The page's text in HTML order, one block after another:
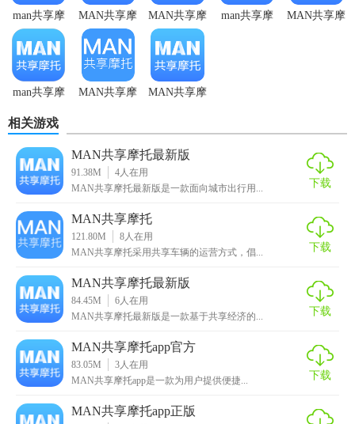
建议，促进软件不断优化升级。
【man共享摩托租车内容】
1. 丰富的摩托车车型：Man共享摩托租车软件汇聚了各种类型
和品牌的摩托车，从经济实用的入门级车型到高性能的豪华
摩托车，满足不同用户的骑行需求和喜好。无论是追求速度
车，都能在软件中找到。
2. 详细的车辆信息：每辆摩托车都有详细的介绍，包括车辆
型号、参数、图片、租赁价格等信息。用户可以全面了解车
辆的性能和特点，从而做出更加明智的租赁选择。
各种骑行路线规划、安全注意事项、装备选择等实用信息。
同时，还打造了一个活跃的骑行社区，用户可以在这里交流
【man共享摩托租车用法】
租车”并下载安装。安装完成后，打开软件进行注册，填写相
man共享摩
托车app
MAN共享摩
托app免费
MAN共享摩
托手机版
man共享摩
MAN共享摩
man共享摩
MAN共享摩
MAN共享摩
相关游戏
MAN共享摩托最新版
91.38M 4人在用
MAN共享摩托最新版是一款面向城市出行用...
下载
MAN共享摩托
121.80M 8人在用
MAN共享摩托采用共享车辆的运营方式，倡...
下载
MAN共享摩托最新版
84.45M 6人在用
MAN共享摩托最新版是一款基于共享经济的...
下载
MAN共享摩托app官方
83.05M 3人在用
MAN共享摩托app是一款为用户提供便捷...
下载
MAN共享摩托app正版